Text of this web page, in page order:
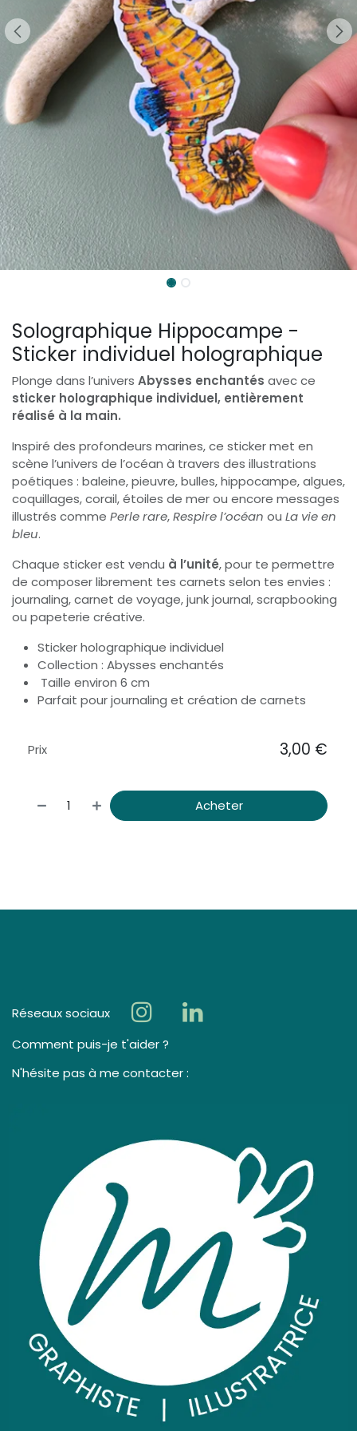
Solographique Hippocampe -
Sticker individuel holographique
Plonge dans l’univers Abysses enchantés avec ce
sticker holographique individuel, entièrement
réalisé à la main.
Inspiré des profondeurs marines, ce sticker met en
scène l’univers de l’océan à travers des illustrations
poétiques : baleine, pieuvre, bulles, hippocampe, algues,
coquillages, corail, étoiles de mer ou encore messages
illustrés comme Perle rare,Respire l’océan ou La vie en
bleu.
Chaque sticker est vendu à l’unité, pour te permettre
de composer librement tes carnets selon tes envies :
journaling, carnet de voyage, junk journal, scrapbooking
ou papeterie créative.
Sticker holographique individuel
Collection : Abysses enchantés
Taille environ 6 cm
Parfait pour journaling et création de carnets
Acheter
Prix 3,00 €
Réseaux sociaux
Comment puis-je t'aider ?
N'hésite pas à me contacter :